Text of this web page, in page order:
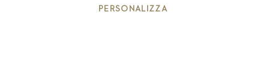
PERSONALIZZA